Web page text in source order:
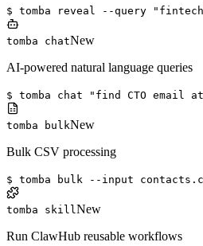
$ tomba reveal --query "fintech
tomba chatNew
AI-powered natural language queries
$ tomba chat "find CTO email
tomba bulkNew
Bulk CSV processing
$ tomba bulk --input
tomba skill New
Run ClawHub reusable workflows